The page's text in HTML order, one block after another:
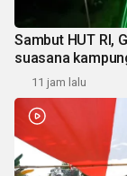
Sambut HUT RI,
suasana
11 jam lalu